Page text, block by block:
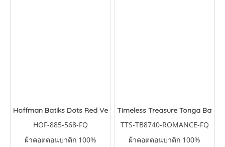
Hoffman Batiks Dots Red Velvet
HOF-885-568-FQ
ผ้าคอตตอนบาติก 100%
Timeless Treasure Tonga
TTS-TB8740-ROMANCE-FQ
ผ้าคอตตอนบาติก 100%